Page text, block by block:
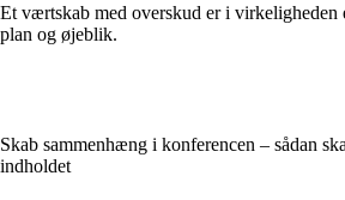
Et værtskab med overskud er i
plan og øjeblik.
Skab sammenhæng i konferencen – sådan
indholdet